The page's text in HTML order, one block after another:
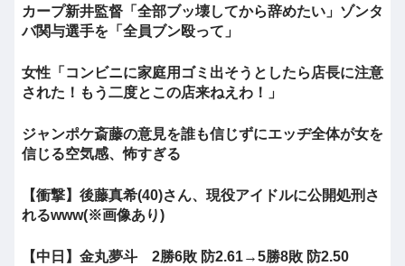
カープ新井監督「全部ブッ壊してから辞めたい」ゾンタ
バ関与選手を「全員ブン殴って」
女性「コンビニに家庭用ゴミ出そうとしたら店長に注意
された！もう二度とこの店来ねえわ！」
ジャンポケ斎藤の意見を誰も信じずにエッヂ全体が女を
信じる空気感、怖すぎる
【衝撃】後藤真希(40)さん、現役アイドルに公開処刑さ
れるwww(※画像あり)
【中日】金丸夢斗 2勝6敗 防2.61→5勝8敗 防2.50